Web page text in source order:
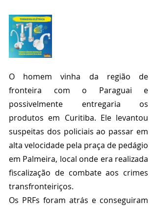
O homem vinha da região de
fronteira com o Paraguai e
possivelmente entregaria os
produtos em Curitiba. Ele levantou
suspeitas dos policiais ao passar em
alta velocidade pela praça de pedágio
em Palmeira, local onde era realizada
fiscalização de combate aos crimes
transfronteiriços.
Os PRFs foram atrás e conseguiram